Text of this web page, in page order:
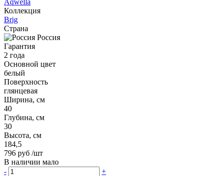
Коллекция
Brig
Страна
Россия
Гарантия
2 года
Основной цвет
белый
Поверхность
глянцевая
Ширина, см
40
Глубина, см
30
Высота, см
184,5
796 руб /шт
В наличии мало
-
+